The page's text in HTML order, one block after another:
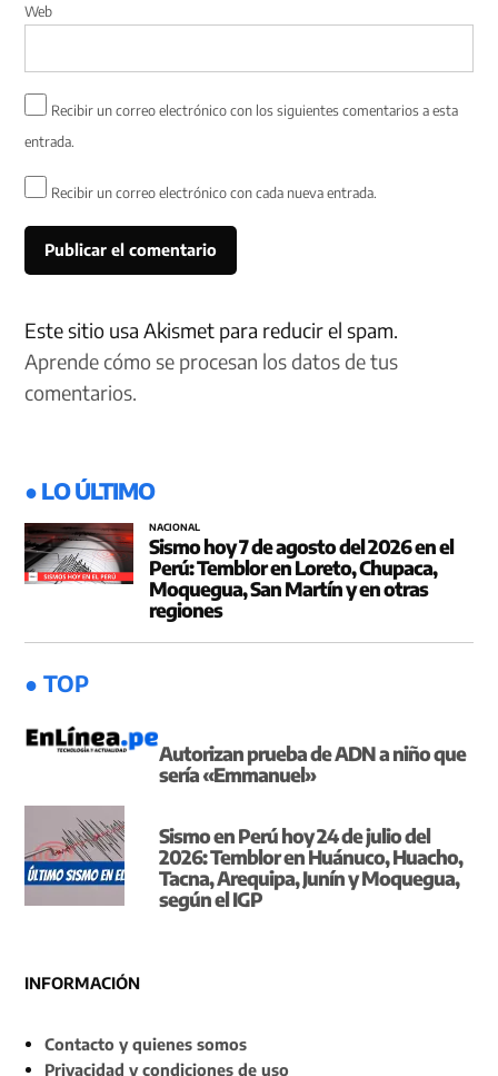
Web
Recibir un correo electrónico con los siguientes comentarios a esta
entrada.
Recibir un correo electrónico con cada nueva entrada.
Este sitio usa Akismet para reducir el spam.
Aprende cómo se procesan los datos de tus
comentarios.
● LO ÚLTIMO
NACIONAL
Sismo hoy 7 de agosto del 2026 en el
Perú: Temblor en Loreto, Chupaca,
Moquegua, San Martín y en otras
regiones
● TOP
Autorizan prueba de ADN a niño que
sería «Emmanuel»
Sismo en Perú hoy 24 de julio del
2026: Temblor en Huánuco, Huacho,
Tacna, Arequipa, Junín y Moquegua,
según el IGP
INFORMACIÓN
Contacto y quienes somos
Privacidad y condiciones de uso